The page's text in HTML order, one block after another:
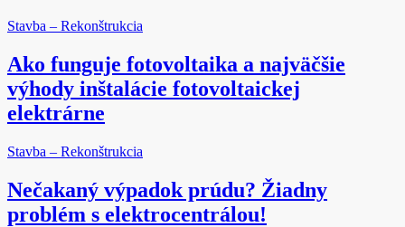
Stavba – Rekonštrukcia
Ako funguje fotovoltaika a najväčšie
výhody inštalácie fotovoltaickej
elektrárne
Stavba – Rekonštrukcia
Nečakaný výpadok prúdu? Žiadny
problém s elektrocentrálou!